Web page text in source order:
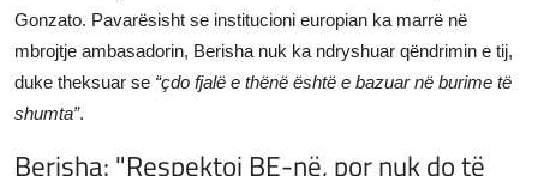
Gonzato. Pavarësisht se institucioni europian ka marrë në
mbrojtje ambasadorin, Berisha nuk ka ndryshuar qëndrimin e tij,
duke theksuar se “çdo fjalë e thënë është e bazuar në burime të
shumta”.
Berisha: "Respektoj BE-në, por nuk do të